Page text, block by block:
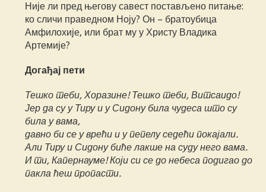
Није ли пред његову савест постављено питање:
ко сличи праведном Ноју? Он – братоубица
Амфилохије, или брат му у Христу Владика
Артемије?
Догађај пети
Тешко теби, Хоразине! Тешко теби, Витсаидо!
Јер да су у Тиру и у Сидону била чудеса што су
била у вама,
давно би се у врећи и у пепелу седећи покајали.
Али Тиру и Сидону биће лакше на суду него вама.
И ти, Капернауме! Који си се до небеса подигао до
пакла ћеш пропасти.